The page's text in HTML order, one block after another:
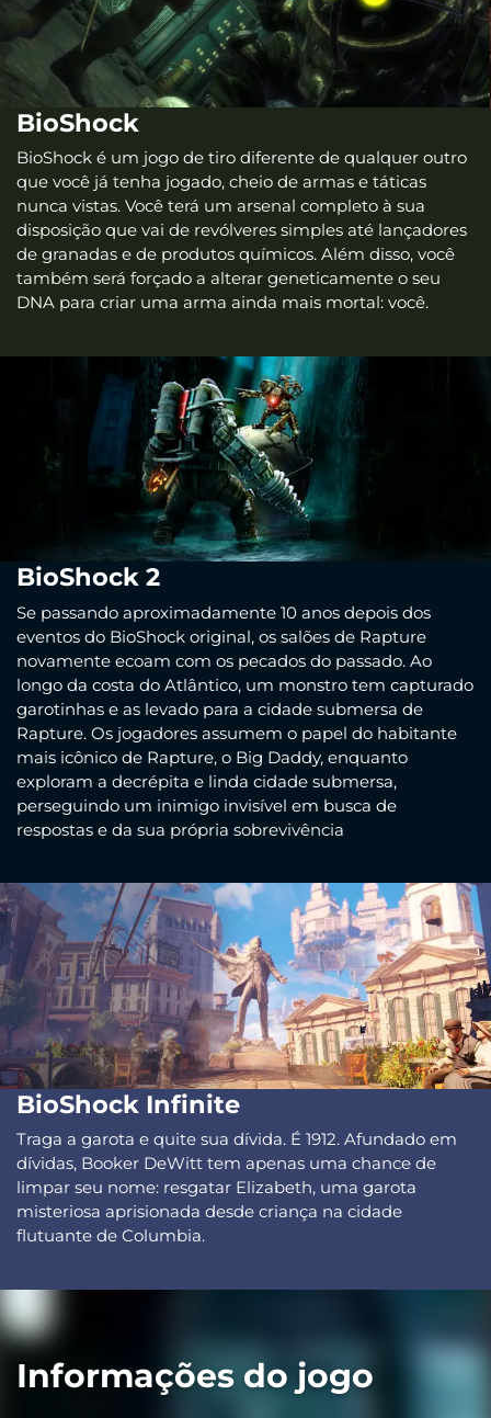
BioShock
BioShock é um jogo de tiro diferente de qualquer outro
que você já tenha jogado, cheio de armas e táticas
nunca vistas. Você terá um arsenal completo à sua
disposição que vai de revólveres simples até lançadores
de granadas e de produtos químicos. Além disso, você
também será forçado a alterar geneticamente o seu
DNA para criar uma arma ainda mais mortal: você.
BioShock 2
Se passando aproximadamente 10 anos depois dos
eventos do BioShock original, os salões de Rapture
novamente ecoam com os pecados do passado. Ao
longo da costa do Atlântico, um monstro tem capturado
garotinhas e as levado para a cidade submersa de
Rapture. Os jogadores assumem o papel do habitante
mais icônico de Rapture, o Big Daddy, enquanto
exploram a decrépita e linda cidade submersa,
perseguindo um inimigo invisível em busca de
respostas e da sua própria sobrevivência
BioShock Infinite
Traga a garota e quite sua dívida. É 1912. Afundado em
dívidas, Booker DeWitt tem apenas uma chance de
limpar seu nome: resgatar Elizabeth, uma garota
misteriosa aprisionada desde criança na cidade
flutuante de Columbia.
Informações do jogo